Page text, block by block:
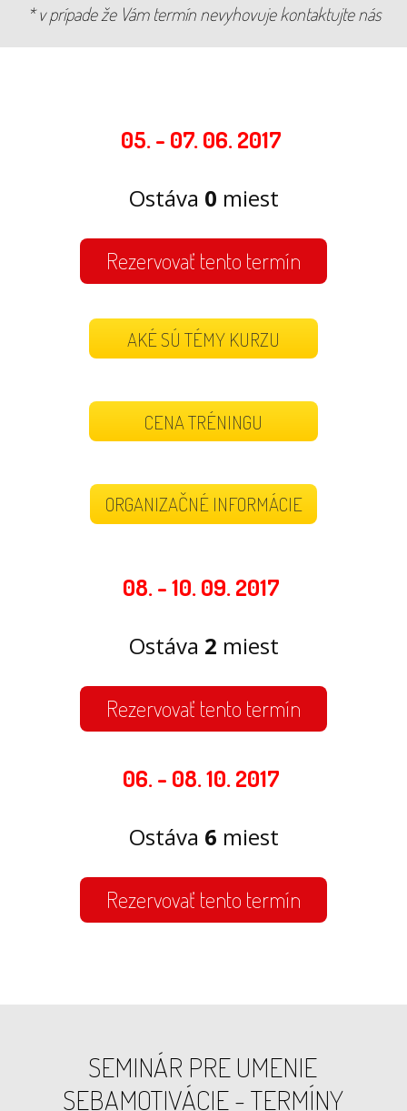
* v prípade že Vám termín nevyhovuje kontaktujte nás
05. - 07. 06. 2017
Ostáva 0 miest
Rezervovať tento termín
AKÉ SÚ TÉMY KURZU
CENA TRÉNINGU
ORGANIZAČNÉ INFORMÁCIE
08. - 10. 09. 2017
Ostáva 2 miest
Rezervovať tento termín
06. - 08. 10. 2017
Ostáva 6 miest
Rezervovať tento termín
SEMINÁR PRE UMENIE
SEBAMOTIVÁCIE - TERMÍNY